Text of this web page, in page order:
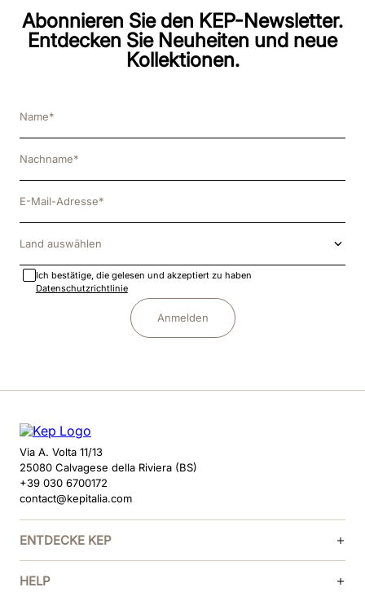
Abonnieren Sie den KEP-Newsletter.
Entdecken Sie Neuheiten und neue
Kollektionen.
Land auswählen
Ich bestätige, die gelesen und akzeptiert zu haben
Datenschutzrichtlinie
Anmelden
Via A. Volta 11/13
25080 Calvagese della Riviera (BS)
+39 030 6700172
contact@kepitalia.com
ENTDECKE KEP
HELP